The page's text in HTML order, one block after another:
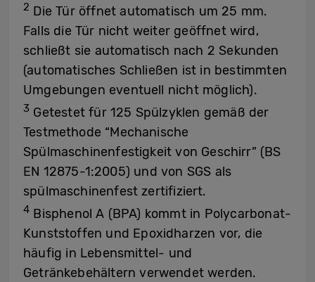
2 Die Tür öffnet automatisch um 25 mm.
Falls die Tür nicht weiter geöffnet wird,
schließt sie automatisch nach 2 Sekunden
(automatisches Schließen ist in bestimmten
Umgebungen eventuell nicht möglich).
3 Getestet für 125 Spülzyklen gemäß der
Testmethode “Mechanische
Spülmaschinenfestigkeit von Geschirr” (BS
EN 12875-1:2005) und von SGS als
spülmaschinenfest zertifiziert.
4 Bisphenol A (BPA) kommt in Polycarbonat-
Kunststoffen und Epoxidharzen vor, die
häufig in Lebensmittel- und
Getränkebehältern verwendet werden.